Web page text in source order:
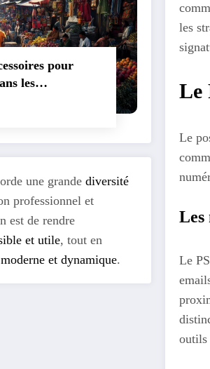
pour
les
une grande diversité
professionnel et
est de rendre
et utile, tout en
et dynamique.
les
Le
Le
Les
Le
outils